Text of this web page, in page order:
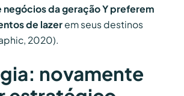
negócios da geração Y preferem
de lazerem seus destinos
2020).
novamente